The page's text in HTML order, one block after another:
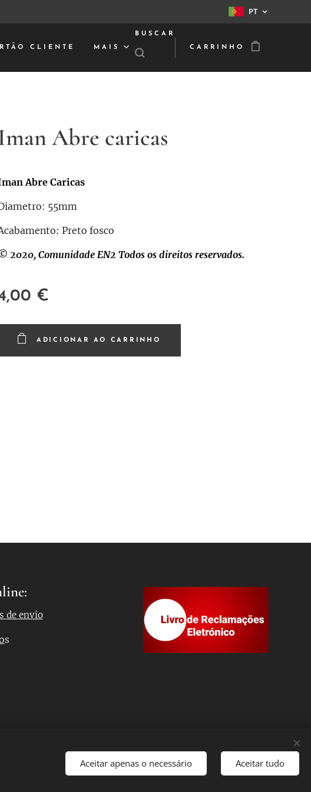
PT
CLIENTE MAIS
BUSCAR
CARRINHO
Abre caricas
Abre Caricas
55mm
Preto fosco
2020, Comunidade EN2 Todos os direitos reservados.
€
ADICIONAR AO CARRINHO
de envio
s
Idiomas Português English
Aceitar apenas o necessário Aceitar tudo